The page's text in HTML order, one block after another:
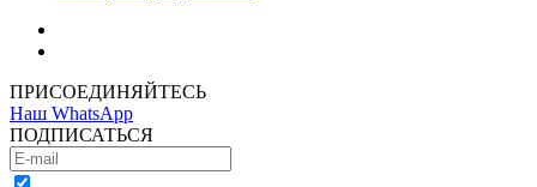
ПРИСОЕДИНЯЙТЕСЬ
Наш WhatsApp
ПОДПИСАТЬСЯ